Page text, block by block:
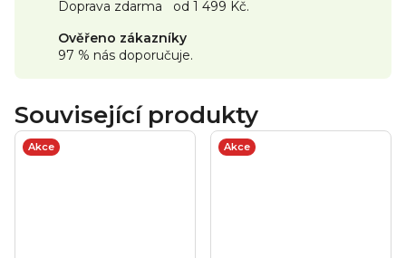
Doprava zdarma od 1 499 Kč.
Ověřeno zákazníky
97 % nás doporučuje.
Související produkty
Akce Akce